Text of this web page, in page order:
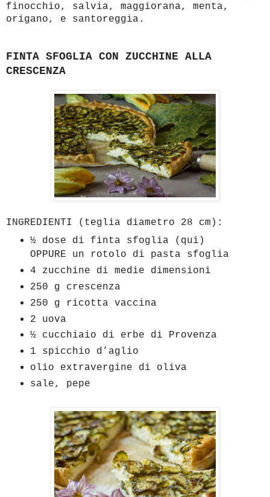
finocchio, salvia, maggiorana, menta,
origano, e santoreggia.
FINTA SFOGLIA CON ZUCCHINE ALLA
CRESCENZA
INGREDIENTI (teglia diametro 28 cm):
½ dose di finta sfoglia (qui)
OPPURE un rotolo di pasta sfoglia
4 zucchine di medie dimensioni
250 g crescenza
250 g ricotta vaccina
2 uova
½ cucchiaio di erbe di Provenza
1 spicchio d’aglio
olio extravergine di oliva
sale, pepe